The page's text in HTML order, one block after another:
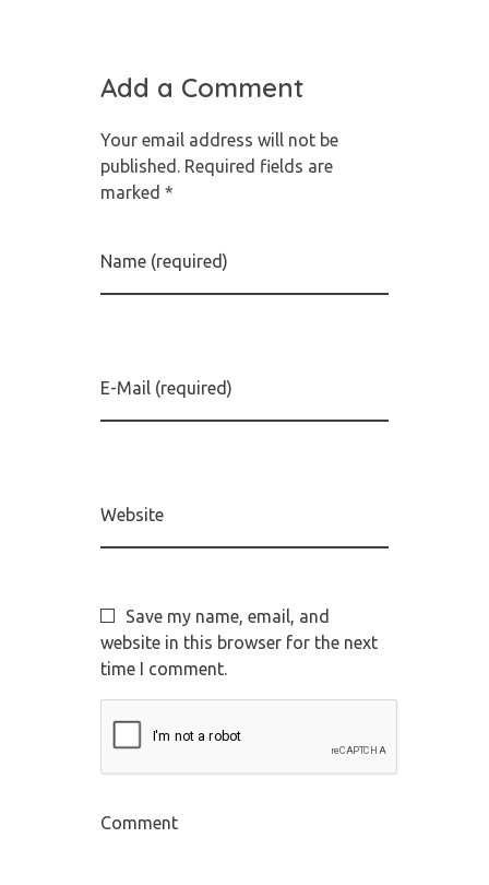
Add a Comment
Your email address will not be
published. Required fields are
marked *
Name (required)
E-Mail (required)
Website
Save my name, email, and
website in this browser for the next
time I comment.
Comment